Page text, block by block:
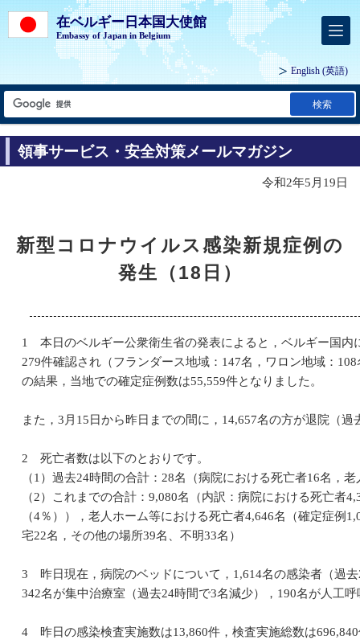
在ベルギー日本国大使館
Embassy of Japan in Belgium
English (英語)
検索
領事サービス・安全対策メールマガジン
令和2年5月19日
新型コロナウイルス感染新規症例の
発生（18日）
1 本日のベルギー公衆衛生省の発表によると，ベルギー国内
279件確認され（フランダース地域：147名，ワロン地域：
の結果，当地での確定症例数は55,559件となりました。
また，3月15日から昨日までの間に，14,657名の方が退院（
2 死亡者数は以下のとおりです。
（1）過去24時間の合計：28名（病院における死亡者16名，
（2）これまでの合計：9,080名（内訳：病院における死亡者
（4％）），老人ホーム等における死亡者4,646名（確定症例
宅22名，その他の場所39名、不明33名）
3 昨日現在，病院のベッドについて，1,614名の感染者（過
342名が集中治療室（過去24時間で3名減少），190名が人工
4 昨日の感染検査実施数は13,860件，検査実施総数は